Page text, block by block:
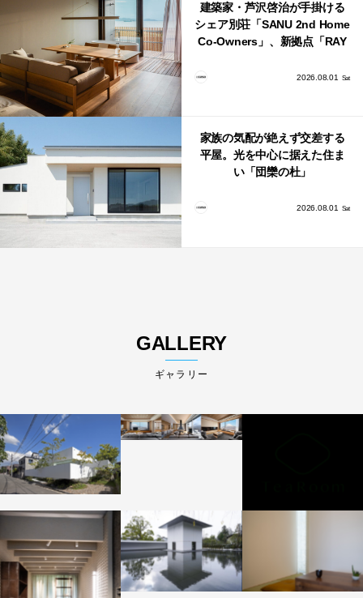
建築家・芦沢啓治が手掛ける
シェア別荘「SANU 2nd Home
Co-Owners」、新拠点「RAY
2026.08.01 Sat
家族の気配が絶えず交差する
平屋。光を中心に据えた住ま
い「団欒の杜」
2026.08.01 Sat
GALLERY
ギャラリー